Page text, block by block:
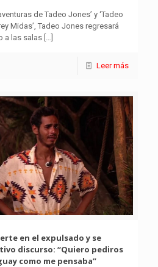
de Tadeo Jones’ y ‘Tadeo
Midas’, Tadeo Jones regresará
a las salas […]
Leer más
en el expulsado y se
discurso: “Quiero pediros
como me pensaba”